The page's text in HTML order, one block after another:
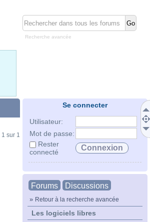
Recherche avancée
Se connecter
Utilisateur:
Mot de passe:
Rester
connecté
Forums Discussions
» Retour à la recherche avancée
Les logiciels libres
1 sur 1